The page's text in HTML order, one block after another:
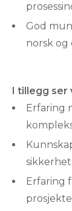
God
norsk og
I tillegg
Erfaring
Erfaring